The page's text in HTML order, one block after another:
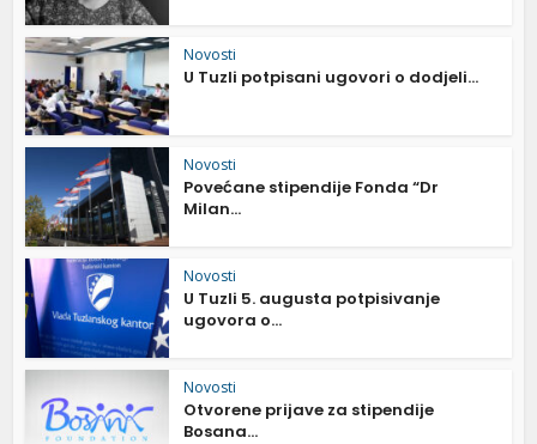
Novosti
U Tuzli potpisani ugovori o dodjeli...
Novosti
Povećane stipendije Fonda “Dr
Milan...
Novosti
U Tuzli 5. augusta potpisivanje
ugovora o...
Novosti
Otvorene prijave za stipendije
Bosana...